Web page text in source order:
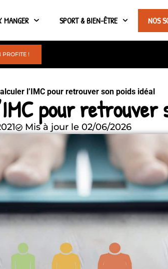
MANGER SPORT & BIEN-ÊTRE NOS
PROFITE !
l’IMC pour retrouver son poids idéal
pour retrouver
Mis à jour le 02/06/2026